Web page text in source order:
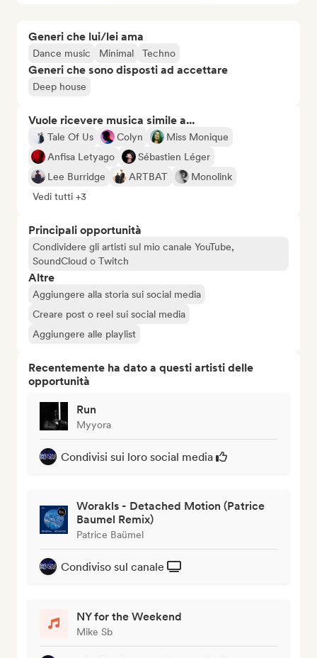
Generi che lui/lei ama
Dance music Minimal Techno
Generi che sono disposti ad accettare
Deep house
Vuole ricevere musica simile a...
Tale Of Us Colyn
Miss Monique
Anfisa Letyago
Sébastien Léger
Lee Burridge
ARTBAT
Monolink
Vedi tutti +3
Principali opportunità
Condividere gli artisti sul mio canale YouTube,
SoundCloud o Twitch
Altre
Aggiungere alla storia sui social media
Creare post o reel sui social media
Aggiungere alle playlist
Recentemente ha dato a questi artisti delle
opportunità
Run
Myyora
Condivisi sui loro social media
Worakls - Detached Motion (Patrice
Baumel Remix)
Patrice Baümel
Condiviso sul canale
NY for the Weekend
Mike Sb